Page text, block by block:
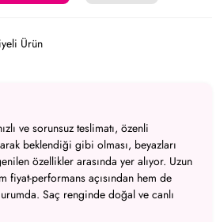
Ürün
ve sorunsuz teslimatı, özenli
beklendiği gibi olması, beyazları
özellikler arasında yer alıyor. Uzun
fiyat-performans açısından hem de
Saç renginde doğal ve canlı